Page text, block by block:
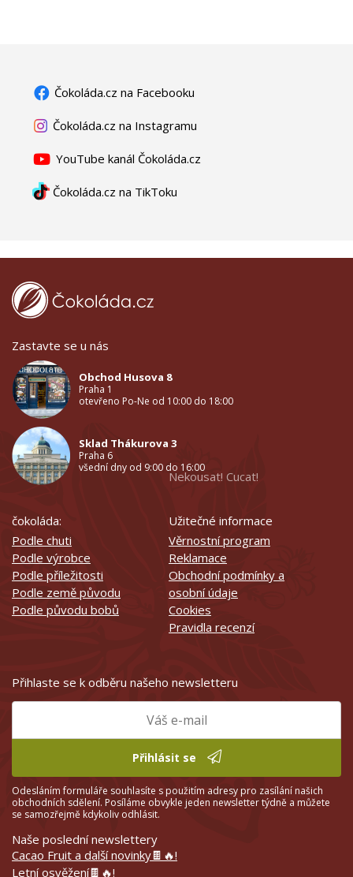
Čokoláda.cz na Facebooku
Čokoláda.cz na Instagramu
YouTube kanál Čokoláda.cz
Čokoláda.cz na TikToku
Zastavte se u nás
Obchod Husova 8
Praha 1
otevřeno Po-Ne od 10:00 do 18:00
Sklad Thákurova 3
Praha 6
všední dny od 9:00 do 16:00
čokoláda:
Podle chuti
Podle výrobce
Podle příležitosti
Podle země původu
Podle původu bobů
Nekousat! Cucat!
Užitečné informace
Věrnostní program
Reklamace
Obchodní podmínky a
osobní údaje
Cookies
Pravidla recenzí
Přihlaste se k odběru našeho newsletteru
Přihlásit se
Odesláním formuláře souhlasíte s použitím adresy pro zasílání našich
obchodních sdělení. Posíláme obvykle jeden newsletter týdně a můžete
se samozřejmě kdykoliv odhlásit.
Naše poslední newslettery
Cacao Fruit a další novinky🍫🔥!
Letní osvěžení🍫🔥!